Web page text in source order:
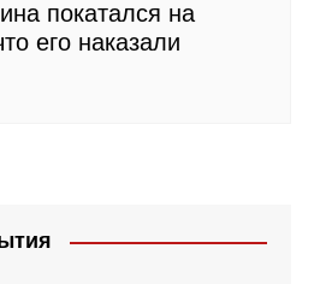
покатался на
его наказали